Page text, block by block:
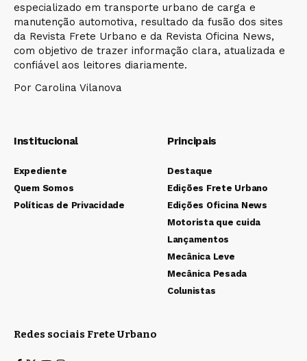
especializado em transporte urbano de carga e
manutenção automotiva, resultado da fusão dos sites
da Revista Frete Urbano e da Revista Oficina News,
com objetivo de trazer informação clara, atualizada e
confiável aos leitores diariamente.
Por Carolina Vilanova
Institucional
Expediente
Quem Somos
Políticas de Privacidade
Principais
Destaque
Edições Frete Urbano
Edições Oficina News
Motorista que cuida
Lançamentos
Mecânica Leve
Mecânica Pesada
Colunistas
Redes sociais Frete Urbano